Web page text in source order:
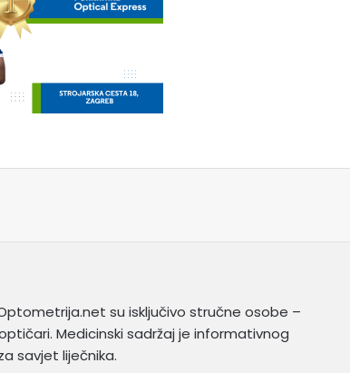
su isključivo stručne osobe –
Medicinski sadržaj je informativnog
savjet liječnika.